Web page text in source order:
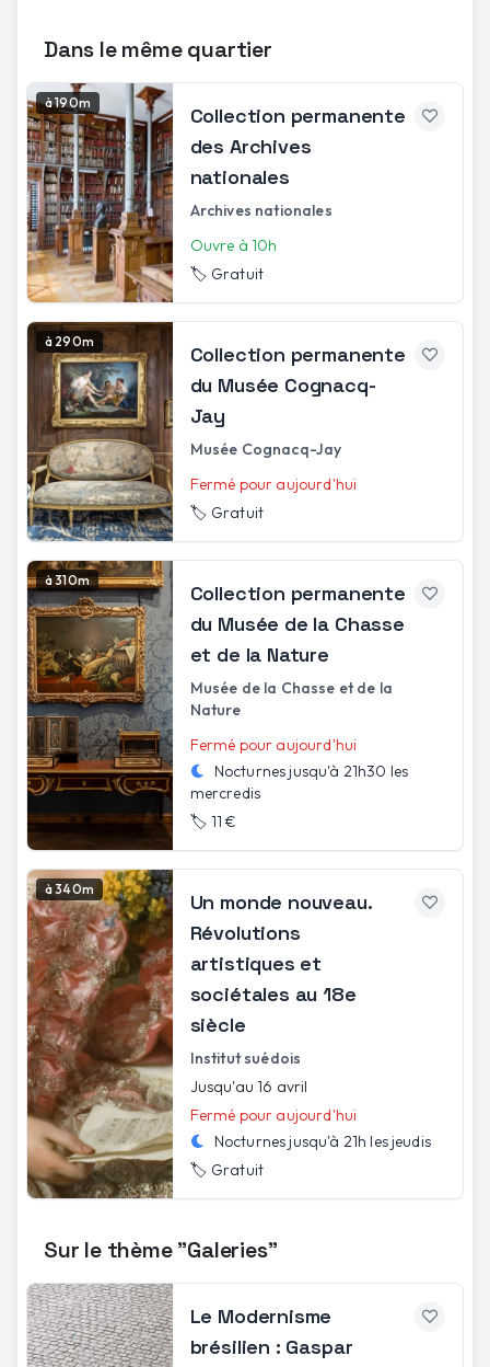
Dans le même quartier
à 190m
Collection permanente
des Archives
nationales
Archives nationales
Ouvre à 10h
🏷️ Gratuit
à 290m
Collection permanente
du Musée Cognacq-
Jay
Musée Cognacq-Jay
Fermé pour aujourd'hui
🏷️ Gratuit
à 310m
Collection permanente
du Musée de la Chasse
et de la Nature
Musée de la Chasse et de la
Nature
Fermé pour aujourd'hui
Nocturnes jusqu'à 21h30 les
mercredis
🏷️ 11 €
à 340m
Un monde nouveau.
Révolutions
artistiques et
sociétales au 18e
siècle
Institut suédois
Jusqu'au 16 avril
Fermé pour aujourd'hui
Nocturnes jusqu'à 21h les jeudis
🏷️ Gratuit
Sur le thème "Galeries"
Le Modernisme
brésilien : Gaspar